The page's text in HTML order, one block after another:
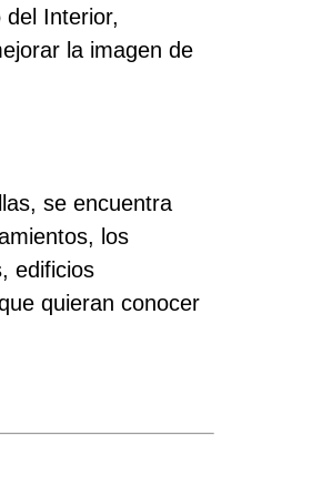
del Interior,
la imagen de
se encuentra
los
edificios
quieran conocer